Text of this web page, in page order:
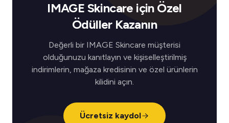
IMAGE Skincare için Özel
Ödüller Kazanın
Değerli bir IMAGE Skincare müşterisi
olduğunuzu kanıtlayın ve kişiselleştirilmiş
indirimlerin, mağaza kredisinin ve özel ürünlerin
kilidini açın.
Ücretsiz kaydol